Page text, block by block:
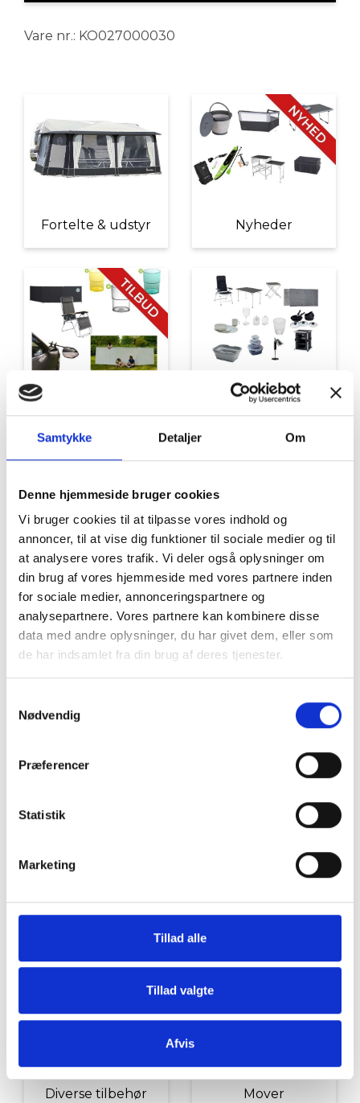
Samtykke Detaljer Om
Denne hjemmeside bruger cookies
Vi bruger cookies til at tilpasse vores indhold og
annoncer, til at vise dig funktioner til sociale medier og til
at analysere vores trafik. Vi deler også oplysninger om
din brug af vores hjemmeside med vores partnere inden
for sociale medier, annonceringspartnere og
analysepartnere. Vores partnere kan kombinere disse
data med andre oplysninger, du har givet dem, eller som
de har indsamlet fra din brug af deres tjenester.
Nødvendig
Præferencer
Statistik
Marketing
Tillad alle
Tillad valgte
Afvis
Vare nr.: KO027000030
Fortelte & udstyr Nyheder
Autocamper udstyr
Møbler Omnia
Udvendigt Udstyr Camp System
Diverse tilbehør Mover